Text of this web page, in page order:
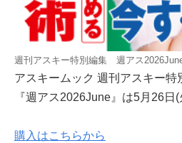
週刊アスキー特別編集 週アス
アスキームック 週刊アスキー特
『週アス2026June』は5月26日(
購入はこちらから